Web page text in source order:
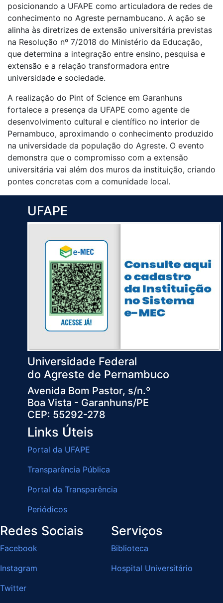
posicionando a UFAPE como articuladora de redes de
conhecimento no Agreste pernambucano. A ação se
alinha às diretrizes de extensão universitária previstas
na Resolução nº 7/2018 do Ministério da Educação,
que determina a integração entre ensino, pesquisa e
extensão e a relação transformadora entre
universidade e sociedade.
A realização do Pint of Science em Garanhuns
fortalece a presença da UFAPE como agente de
desenvolvimento cultural e científico no interior de
Pernambuco, aproximando o conhecimento produzido
na universidade da população do Agreste. O evento
demonstra que o compromisso com a extensão
universitária vai além dos muros da instituição, criando
pontes concretas com a comunidade local.
UFAPE
Universidade Federal
do Agreste de Pernambuco
Avenida Bom Pastor, s/n.º
Boa Vista - Garanhuns/PE
CEP: 55292-278
Links Úteis
Portal da UFAPE
Transparência Pública
Portal da Transparência
Periódicos
Redes Sociais
Facebook
Instagram
Twitter
Serviços
Biblioteca
Hospital Universitário